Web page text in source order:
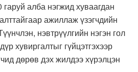
гаруй алба нэгжид хуваагдан
ажиллаж үзэгчдийн
нэвтрүүлгийн нэгэн гол
хувиргалтыг гүйцэтгэхээр
дөрөв дэх жилдээ хүрэлцэн